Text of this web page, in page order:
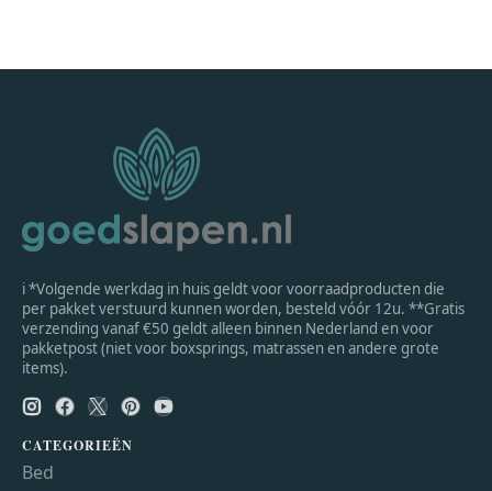
ℹ *Volgende werkdag in huis geldt voor voorraadproducten die
per pakket verstuurd kunnen worden, besteld vóór 12u. **Gratis
verzending vanaf €50 geldt alleen binnen Nederland en voor
pakketpost (niet voor boxsprings, matrassen en andere grote
items).
CATEGORIEËN
Bed